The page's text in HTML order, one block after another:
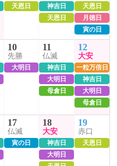
天恩日
神吉日
天恩日
天恩日
月徳日
寅の日
10
先勝
大明日
11
仏滅
神吉日
大明日
母倉日
12
大安
一粒万倍日
神吉日
大明日
母倉日
17
仏滅
寅の日
18
大安
神吉日
大明日
19
赤口
天恩日